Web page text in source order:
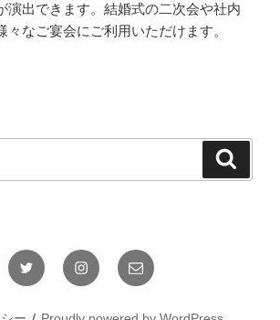
演出できます。結婚式の二次会や社内
々なご宴会にご利用いただけます。
Twitter Instagramメ
ー